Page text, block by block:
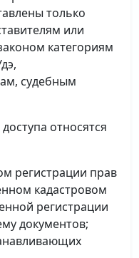
только
или
категориям
судебным
относятся
регистрации прав
кадастровом
регистрации
документов;